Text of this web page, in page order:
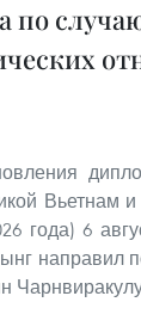
по
Вьетнам
года) 6
направил